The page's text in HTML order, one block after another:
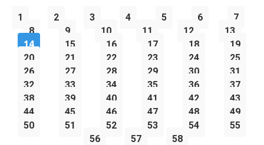
1 2 3 4 5 6
7
8
9 10 11 12 13
14 15 16 17 18
19
20
21 22 23 24
25
26
27 28 29 30
31
32
33 34 35 36
37
38
39 40 41 42
43
44
45 46 47 48
49
50
51 52 53 54
55
56
57 58